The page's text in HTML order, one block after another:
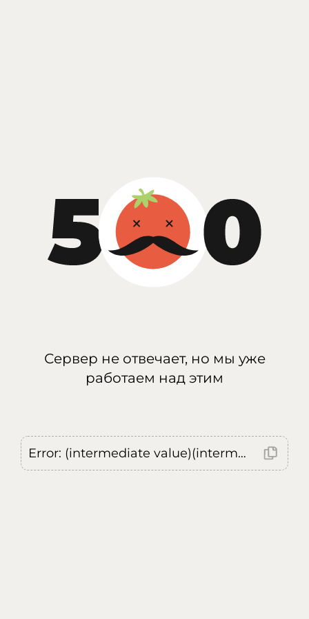
Сервер не отвечает, но мы уже
работаем над этим
Error: (intermediate value)(intermediate value)(intermediate value).replaceAll is not a function